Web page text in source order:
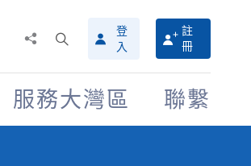
搜
尋
介
面
登
入
註
冊
服務大灣區 聯繫